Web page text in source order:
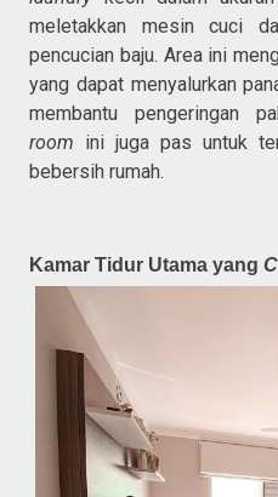
meletakkan mesin cuci
pencucian baju. Area ini
yang dapat menyalurkan
membantu pengeringan
room ini juga pas untuk
bebersih rumah.
Kamar Tidur Utama yang